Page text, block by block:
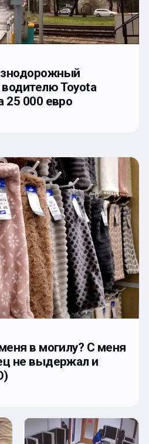
водителю Toyota
25 000 евро
в могилу? С меня
не выдержал и